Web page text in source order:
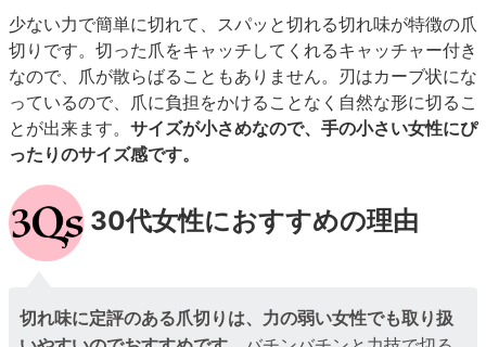
少ない力で簡単に切れて、スパッと切れる切れ味が特徴の爪
切りです。切った爪をキャッチしてくれるキャッチャー付き
なので、爪が散らばることもありません。刃はカーブ状にな
っているので、爪に負担をかけることなく自然な形に切るこ
とが出来ます。 サイズが小さめなので、手の小さい女性にぴ
ったりのサイズ感です。
30代女性におすすめの理由
切れ味に定評のある爪切りは、力の弱い女性でも取り扱